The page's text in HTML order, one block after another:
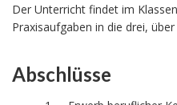
Der Unterricht findet im
Praxisaufgaben in die drei,
Abschlüsse